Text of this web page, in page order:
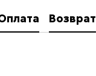
Возврат